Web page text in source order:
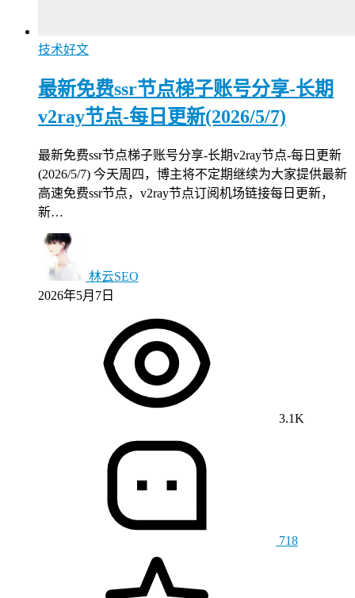
技术好文
最新免费ssr节点梯子账号分享-长期
v2ray节点-每日更新(2026/5/7)
最新免费ssr节点梯子账号分享-长期v2ray节点-每日更新
(2026/5/7) 今天周四，博主将不定期继续为大家提供最新
高速免费ssr节点，v2ray节点订阅机场链接每日更新，
新…
林云SEO
2026年5月7日
3.1K
718